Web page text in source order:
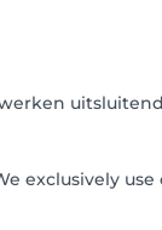
exclusively